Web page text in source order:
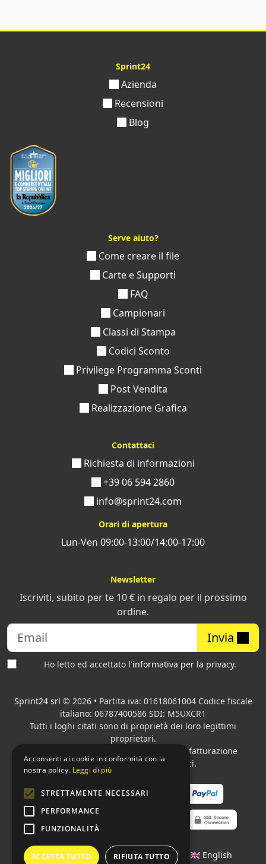
Sprint24
Azienda
Recensioni
Blog
Serve aiuto?
Come creare il file
Carte e Supporti
FAQ
Campionari
Classi di Stampa
Codici Sconto
Privilege Programma Sconti
Post Vendita
Realizzazione Grafica
Contattaci
Richiesta di informazioni
+39 06 594 2860
info@sprint24.com
Orari di apertura
Lun-Ven 09:00-13:00/14:00-17:00
Newsletter
Iscriviti, subito per te 10 € in regalo per il prossimo
ordine.
Invia
Ho letto ed accettato l'informativa per la privacy.
Sprint24 srl © 2026 • Partita iva: 01618061004 Codice fiscale
italiano: 06787400586 SDI: M5UXCR1
Tutti i loghi citati sono di proprietà dei loro legittimi
proprietari.
adibita alla fatturazione
elettronica per gli Enti pubblici.
Lingue: 🇮🇹 Italiano • 🇫🇷 Français 🇬🇧 English
Acconsenti ai cookie in conformità con la
nostra policy. Leggi di più
STRETTAMENTE NECESSARI
PERFORMANCE
FUNZIONALITÀ
ACCETTA TUTTO RIFIUTA TUTTO